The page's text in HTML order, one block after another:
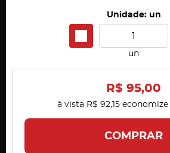
Unidade: un
un
R$ 95,00
à vista R$ 92,15economize
COMPRAR